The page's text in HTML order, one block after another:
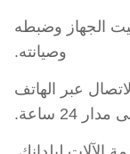
الجهاز وضبطه
وصيانته.
عبر الهاتف
ساعة.